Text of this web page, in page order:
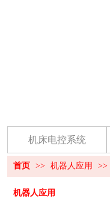
机床电控系统
首页 >> 机器人应用 >>
机器人应用